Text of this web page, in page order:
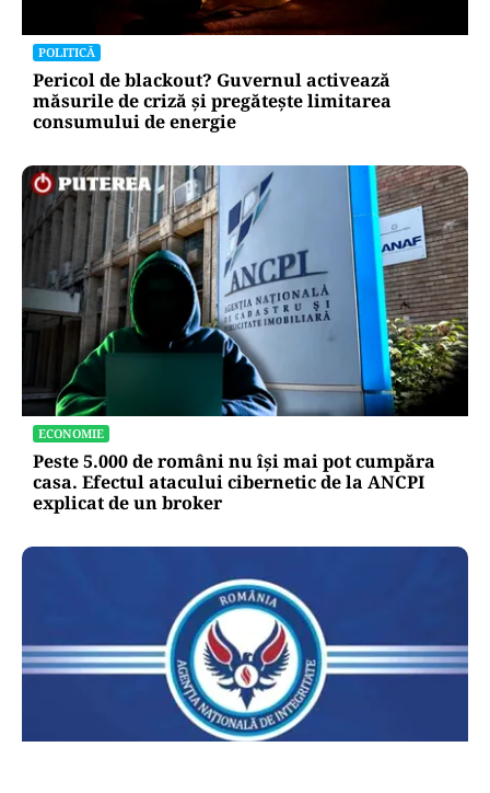
POLITICĂ
Pericol de blackout? Guvernul activează
măsurile de criză și pregătește limitarea
consumului de energie
ECONOMIE
Peste 5.000 de români nu își mai pot cumpăra
casa. Efectul atacului cibernetic de la ANCPI
explicat de un broker